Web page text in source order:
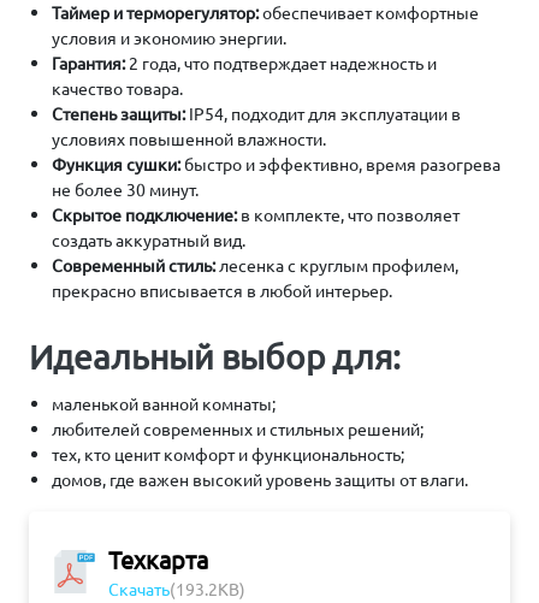
Техкарта
Скачать(193.2KB)
Таймер и терморегулятор:обеспечивает комфортные
условия и экономию энергии.
Гарантия:2 года, что подтверждает надежность и
качество товара.
Степень защиты:IP54, подходит для эксплуатации в
условиях повышенной влажности.
Функция сушки:быстро и эффективно, время разогрева
не более 30 минут.
Скрытое подключение:в комплекте, что позволяет
создать аккуратный вид.
Современный стиль:лесенка с круглым профилем,
прекрасно вписывается в любой интерьер.
Идеальный выбор для:
маленькой ванной комнаты;
любителей современных и стильных решений;
тех, кто ценит комфорт и функциональность;
домов, где важен высокий уровень защиты от влаги.